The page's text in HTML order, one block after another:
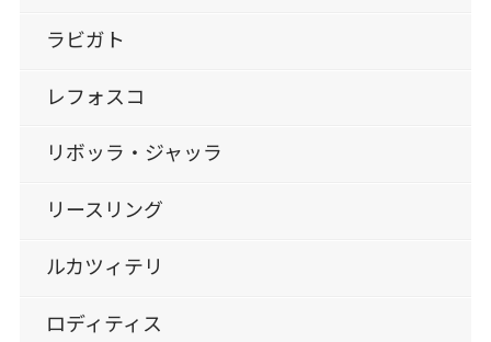
ラビガト
レフォスコ
リボッラ・ジャッラ
リースリング
ルカツィテリ
ロディティス